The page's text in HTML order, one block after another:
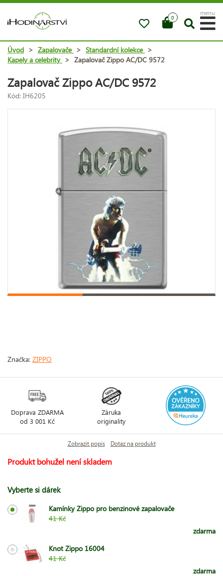
0
menu
Úvod > Zapalovače > Standardní kolekce >
Kapely a celebrity > Zapalovač Zippo AC/DC 9572
Zapalovač Zippo AC/DC 9572
Kód: IH6205
Značka: ZIPPO
Doprava ZDARMA
od 3 001 Kč
Záruka
originality
Zobrazit popis Dotaz na produkt
Produkt bohužel není skladem
Vyberte si dárek
Kamínky Zippo pro benzinové zapalovače
41 Kč
zdarma
Knot Zippo 16004
41 Kč
zdarma